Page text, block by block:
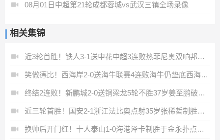
08月01日中超第21轮成都蓉城vs武汉三镇全场录像
相关集锦
近3轮首胜！铁人3-1送申花中超3连败热菲尼奥双响邦本宜裕传射
笑傲德比！西海岸2-0送海牛联赛4连败海牛仍垫底西海岸升至第二
终结2连败！新鹏城2-0送铜梁龙5轮不胜37岁姜至鹏破门韦斯利建功
近三轮首胜！国安2-1浙江法比奥点射35岁张稀哲制胜王钰栋送助攻
换帅后开门红！十人泰山1-0海港泽卡制胜于金永扑点海港三球被吹